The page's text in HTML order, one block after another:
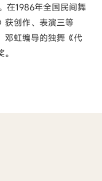
在1986年全国民间舞
获创作、表演三等
邓虹编导的独舞《代